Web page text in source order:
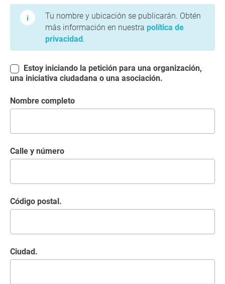
Tu nombre y ubicación se publicarán. Obtén
más información en nuestra política de
privacidad .
una iniciativa ciudadana o una asociación.
Nombre completo
Calle y número
Código postal.
Ciudad.